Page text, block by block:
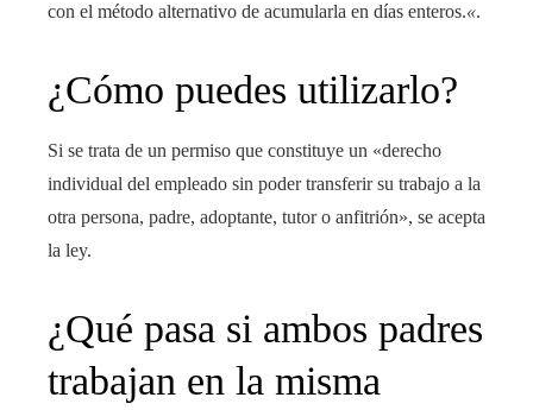
con el método alternativo de acumularla en días enteros.«.
¿Cómo puedes utilizarlo?
Si se trata de un permiso que constituye un «derecho
individual del empleado sin poder transferir su trabajo a la
otra persona, padre, adoptante, tutor o anfitrión», se acepta
la ley.
¿Qué pasa si ambos padres
trabajan en la misma